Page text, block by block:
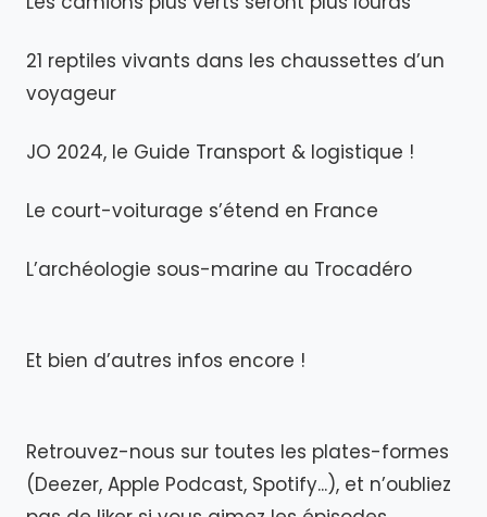
21 reptiles vivants dans les chaussettes d’un
voyageur
JO 2024, le Guide Transport & logistique !
Le court-voiturage s’étend en France
L’archéologie sous-marine au Trocadéro
Et bien d’autres infos encore !
Retrouvez-nous sur toutes les plates-formes
(Deezer, Apple Podcast, Spotify...), et n’oubliez